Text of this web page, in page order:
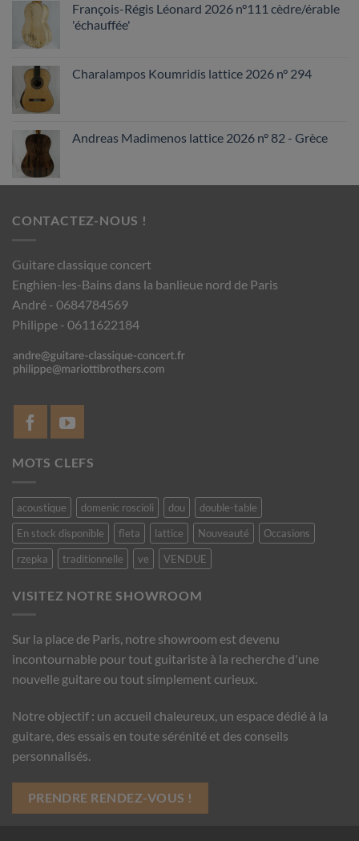
François-Régis Léonard 2026 n°111 cèdre/érable
'échauffée'
Charalampos Koumridis lattice 2026 n° 294
Andreas Madimenos lattice 2026 n° 82 - Grèce
CONTACTEZ-NOUS !
Guitare classique concert
Enghien-les-Bains dans la banlieue nord de Paris
André - 0684784569
Philippe - 0611622184
MOTS CLEFS
acoustique domenic roscioli dou
double-table
En stock disponible
fleta lattice Nouveauté
Occasions
rzepka
traditionnelle ve VENDUE
VISITEZ NOTRE SHOWROOM
Sur la place de Paris, notre showroom est devenu
incontournable pour tout guitariste à la recherche d'une
nouvelle guitare ou tout simplement curieux.
Notre objectif : un accueil chaleureux, un espace dédié à la
guitare, des essais en toute sérénité et des conseils
personnalisés.
PRENDRE RENDEZ-VOUS !